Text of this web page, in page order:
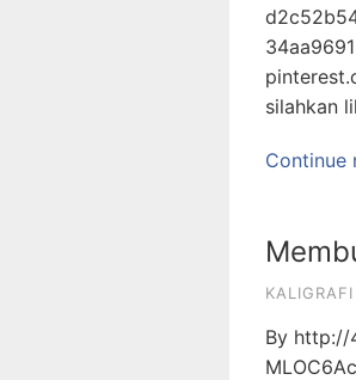
silahkan
Continue
By http://